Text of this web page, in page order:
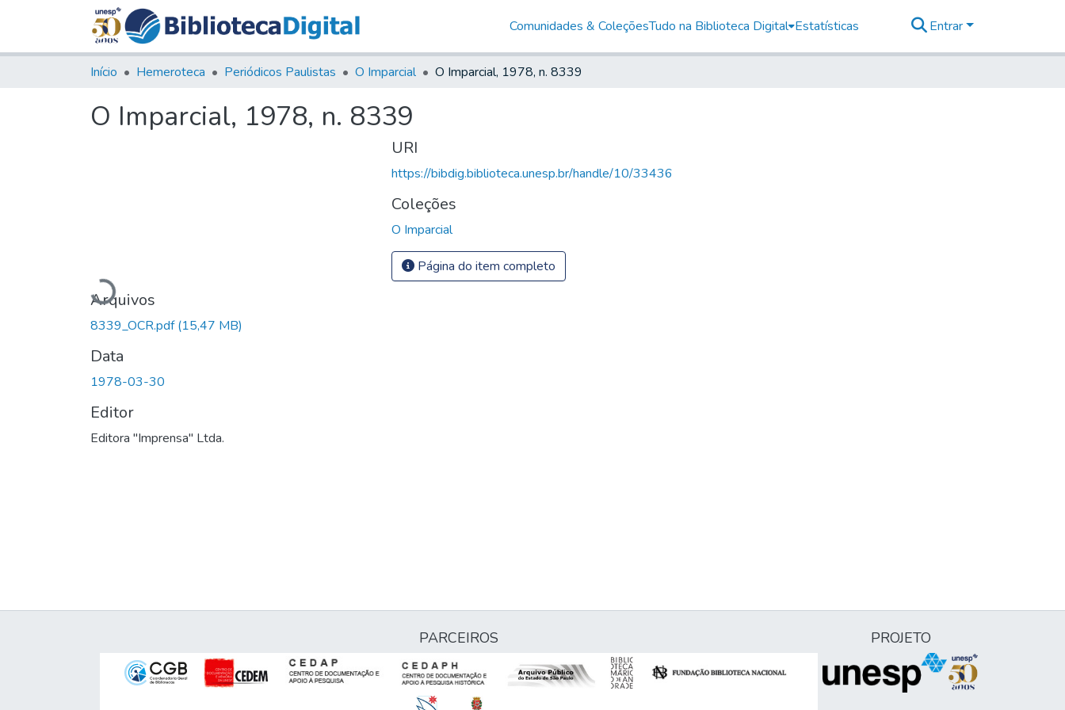
Comunidades & ColeçõesTudo na Biblioteca Digital Estatísticas Entrar
Início Hemeroteca Periódicos Paulistas O Imparcial O Imparcial, 1978, n. 8339
O Imparcial, 1978, n. 8339
Carregando...
Arquivos
8339_OCR.pdf(15,47 MB)
Data
1978-03-30
Editor
Editora "Imprensa" Ltda.
URI
https://bibdig.biblioteca.unesp.br/handle/10/33436
Coleções
O Imparcial
Página do item completo
PARCEIROS PROJETO